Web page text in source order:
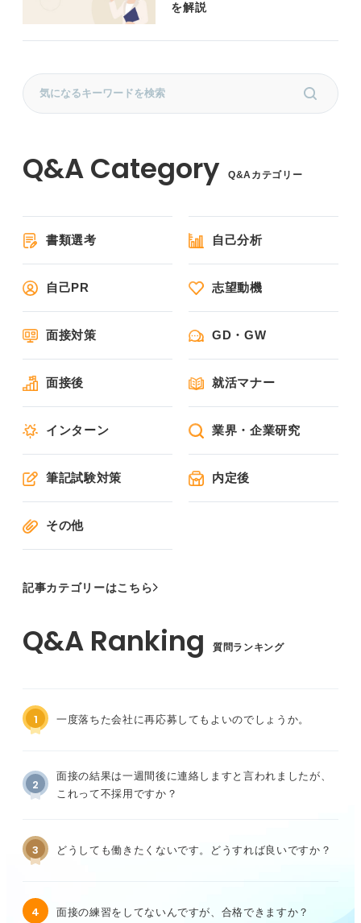
を解説
Q&Aカテゴリー
書類選考 自己分析
自己PR 志望動機
面接対策 GD・GW
面接後 就活マナー
インターン 業界・企業研究
筆記試験対策 内定後
その他
記事カテゴリーはこちら
質問ランキング
1 一度落ちた会社に再応募してもよいのでしょうか。
2
面接の結果は一週間後に連絡しますと言われましたが、
これって不採用ですか？
3 どうしても働きたくないです。どうすれば良いですか？
4 面接の練習をしてないんですが、合格できますか？